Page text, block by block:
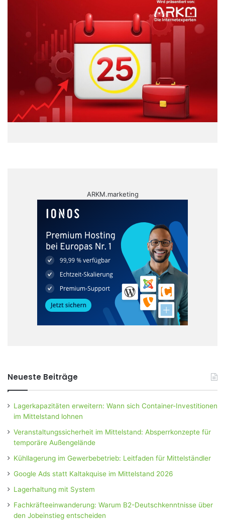
ARKM.marketing
Neueste Beiträge
Lagerkapazitäten erweitern: Wann sich Container-Investitionen
im Mittelstand lohnen
Veranstaltungssicherheit im Mittelstand: Absperrkonzepte für
temporäre Außengelände
Kühllagerung im Gewerbebetrieb: Leitfaden für Mittelständler
Google Ads statt Kaltakquise im Mittelstand 2026
Lagerhaltung mit System
Fachkräfteeinwanderung: Warum B2-Deutschkenntnisse über
den Jobeinstieg entscheiden